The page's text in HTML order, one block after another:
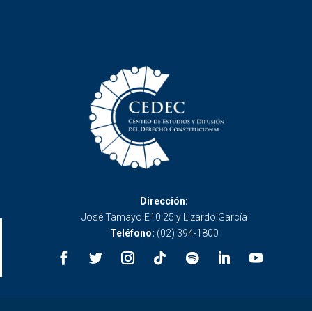
Dirección:
José Tamayo E10 25 y Lizardo García
Teléfono: (02) 394-1800